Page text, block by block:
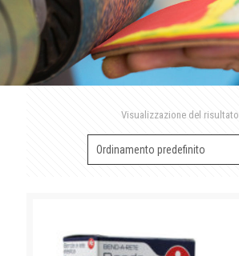
Visualizzazione del risultato